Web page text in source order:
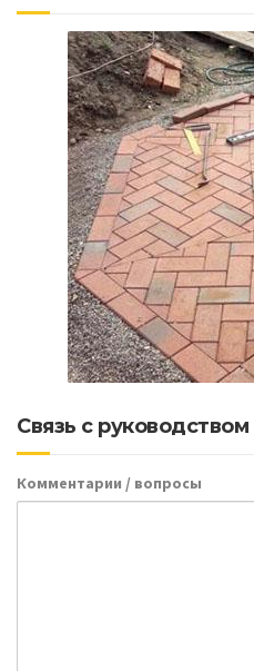
Связь с руководством
Комментарии / вопросы